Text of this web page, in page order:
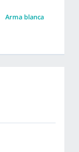
Arma blanca